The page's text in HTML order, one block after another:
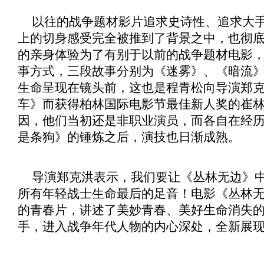
以往的战争题材影片追求史诗性、追求大
上的切身感受完全被推到了背景之中，也彻
的亲身体验为了有别于以前的战争题材电影
事方式，三段故事分别为《迷雾》、《暗流
生命呈现在镜头前，这也是程青松向导演郑
车》而获得柏林国际电影节最佳新人奖的崔
因，他们当初还是非职业演员，而各自在经
是条狗》的锤炼之后，演技也日渐成熟。
导演郑克洪表示，我们要让《丛林无边》
所有年轻战士生命最后的足音！电影《丛林
的青春片，讲述了美妙青春、美好生命消失
手，进入战争年代人物的内心深处，全新展